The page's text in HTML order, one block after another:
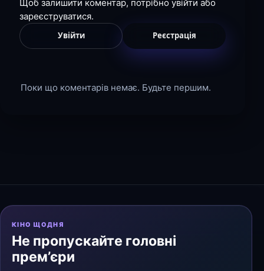
Щоб залишити коментар, потрібно увійти або
зареєструватися.
Увійти Реєстрація
Поки що коментарів немає. Будьте першим.
КІНО ЩОДНЯ
Не пропускайте головні
прем’єри